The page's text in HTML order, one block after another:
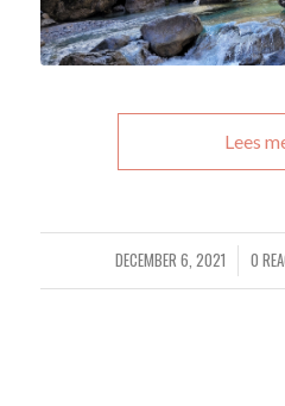
Lees
DECEMBER 6, 2021
/ 0/